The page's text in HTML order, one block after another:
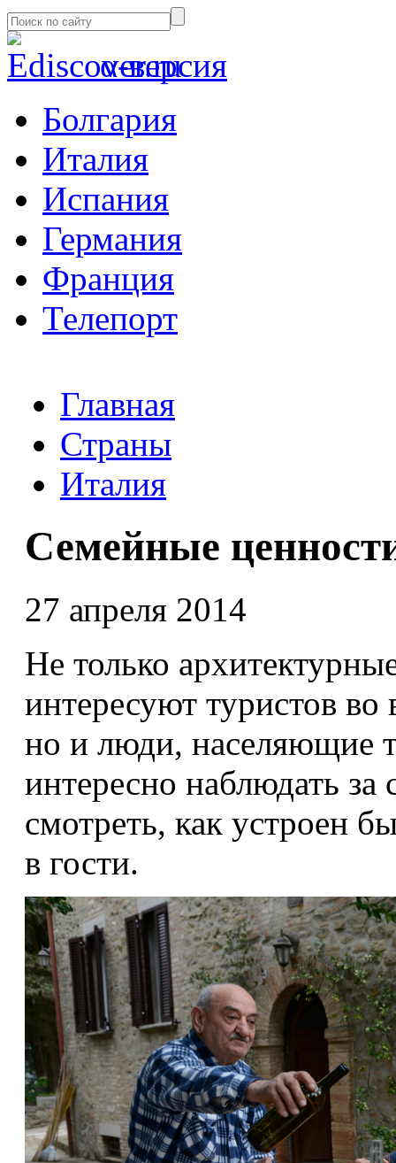
α-версия
Болгария
Италия
Испания
Германия
Франция
Телепорт
Главная
Страны
Италия
Семейные
27 апреля 2014
Не только
интересуют туристов
но и люди, населяющие
интересно наблюдать
смотреть, как устроен
в гости.